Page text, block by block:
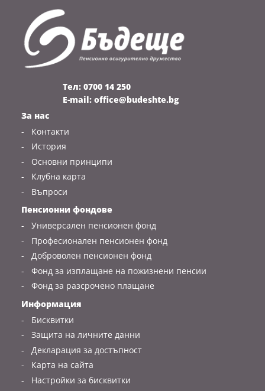
Тел: 0700 14 250
Е-mail: office@budeshte.bg
За нас
Контакти
История
Основни принципи
Клубна карта
Въпроси
Пенсионни фондове
Универсален пенсионен фонд
Професионален пенсионен фонд
Доброволен пенсионен фонд
Фонд за изплащане на пожизнени пенсии
Фонд за разсрочено плащане
Информация
Бисквитки
Защита на личните данни
Декларация за достъпност
Карта на сайта
Настройки за бисквитки